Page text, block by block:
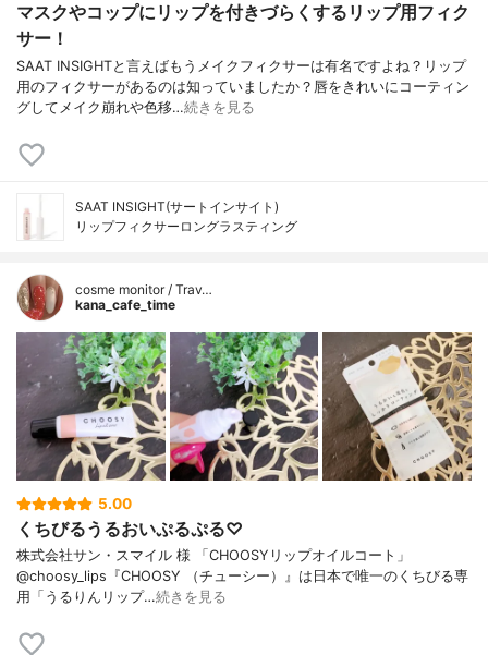
マスクやコップにリップを付きづらくするリップ用フィク
サー！
SAAT INSIGHTと言えばもうメイクフィクサーは有名ですよね？リップ
用のフィクサーがあるのは知っていましたか？唇をきれいにコーティン
グしてメイク崩れや色移…続きを見る
SAAT INSIGHT(サートインサイト)
リップフィクサーロングラスティング
cosme monitor / Trav…
kana_cafe_time
5.00
くちびるうるおいぷるぷる♡
株式会社サン・スマイル 様 「CHOOSYリップオイルコート」
@choosy_lips『CHOOSY （チューシー）』は日本で唯一のくちびる専
用「うるりんリップ…続きを見る